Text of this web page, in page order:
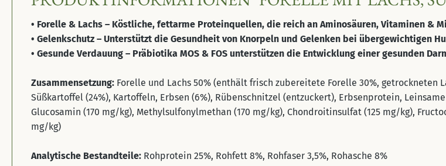
• Forelle & Lachs – Köstliche, fettarme Proteinquellen, die reich an Aminosäuren, Vitaminen &
• Gelenkschutz – Unterstützt die Gesundheit von Knorpeln und Gelenken bei übergewichtigen
• Gesunde Verdauung – Präbiotika MOS & FOS unterstützen die Entwicklung einer gesunden
Zusammensetzung: Forelle und Lachs 50% (enthält frisch zubereitete Forelle 30%, getrockneten
Süßkartoffel (24%), Kartoffeln, Erbsen (6%), Rübenschnitzel (entzuckert), Erbsenprotein,
Glucosamin (170 mg/kg), Methylsulfonylmethan (170 mg/kg), Chondroitinsulfat (125 mg/kg),
mg/kg)
Analytische Bestandteile: Rohprotein 25%, Rohfett 8%, Rohfaser 3,5%, Rohasche 8%